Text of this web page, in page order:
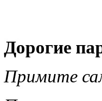
Дорогие
Примите